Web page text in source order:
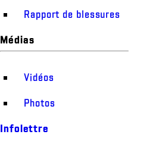
Rapport de blessures
Médias
Vidéos
Photos
Infolettre